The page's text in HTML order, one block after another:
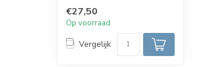
Met deze dim...
€27,50
Op voorraad
Vergelijk